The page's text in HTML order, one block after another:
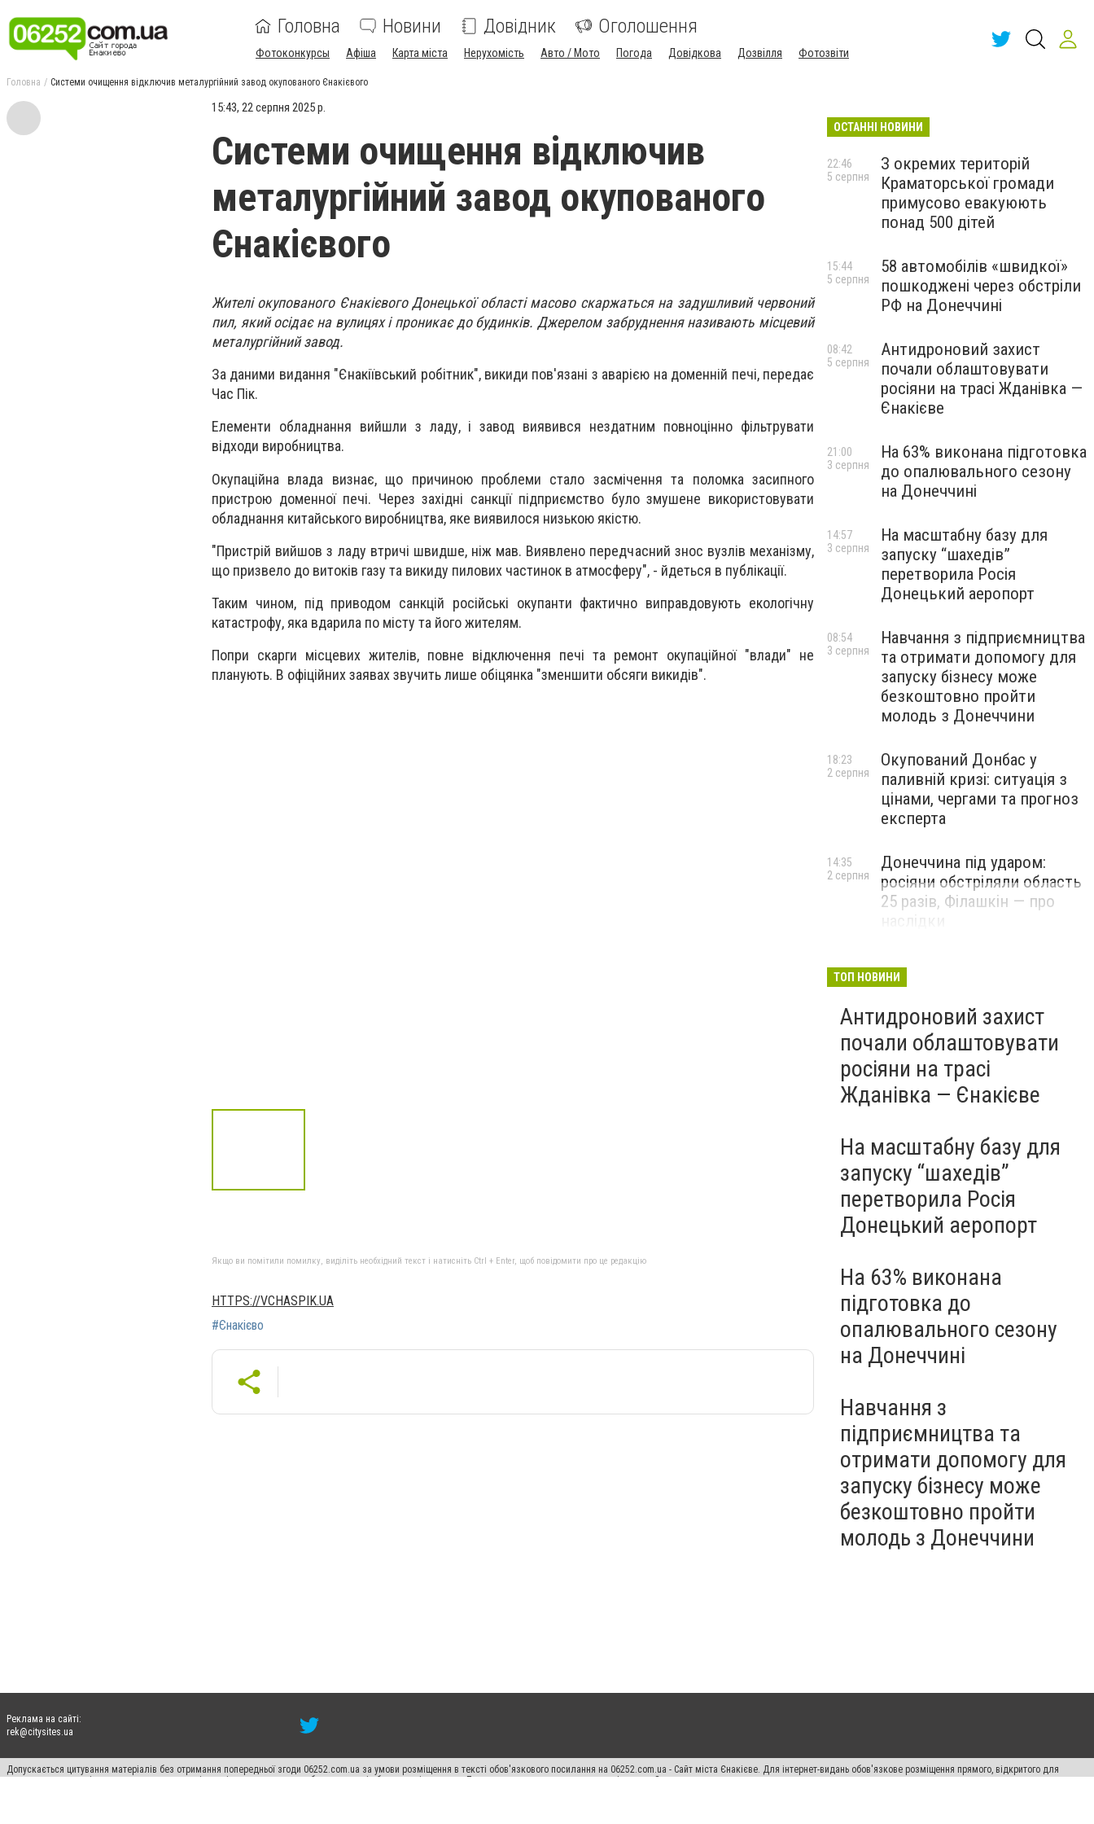
Головна Новини Довідник Оголошення
Фотоконкурсы Афіша Карта міста Нерухомість Авто / Мото Погода Довідкова Дозвілля Фотозвіти
Головна Системи очищення відключив металургійний завод окупованого Єнакієвого
15:43, 22 серпня 2025 р.
Системи очищення відключив
металургійний завод окупованого
Єнакієвого
Жителі окупованого Єнакієвого Донецької області масово скаржаться на задушливий червоний
пил, який осідає на вулицях і проникає до будинків. Джерелом забруднення називають місцевий
металургійний завод.
За даними видання "Єнакіївський робітник", викиди пов'язані з аварією на доменній печі, передає
Час Пік.
Елементи обладнання вийшли з ладу, і завод виявився нездатним повноцінно фільтрувати
відходи виробництва.
Окупаційна влада визнає, що причиною проблеми стало засмічення та поломка засипного
пристрою доменної печі. Через західні санкції підприємство було змушене використовувати
обладнання китайського виробництва, яке виявилося низькою якістю.
"Пристрій вийшов з ладу втричі швидше, ніж мав. Виявлено передчасний знос вузлів механізму,
що призвело до витоків газу та викиду пилових частинок в атмосферу", - йдеться в публікації.
Таким чином, під приводом санкцій російські окупанти фактично виправдовують екологічну
катастрофу, яка вдарила по місту та його жителям.
Попри скарги місцевих жителів, повне відключення печі та ремонт окупаційної "влади" не
планують. В офіційних заявах звучить лише обіцянка "зменшити обсяги викидів".
Якщо ви помітили помилку, виділіть необхідний текст і натисніть Ctrl + Enter, щоб повідомити про це редакцію
HTTPS://VCHASPIK.UA
#Єнакієво
ОСТАННІ НОВИНИ
З окремих територій
Краматорської громади
примусово евакуюють
понад 500 дітей
22:46
5 серпня
58 автомобілів «швидкої»
пошкоджені через обстріли
РФ на Донеччині
15:44
5 серпня
Антидроновий захист
почали облаштовувати
росіяни на трасі Жданівка —
Єнакієве
08:42
5 серпня
На 63% виконана підготовка
до опалювального сезону
на Донеччині
21:00
3 серпня
На масштабну базу для
запуску “шахедів”
перетворила Росія
Донецький аеропорт
14:57
3 серпня
Навчання з підприємництва
та отримати допомогу для
запуску бізнесу може
безкоштовно пройти
молодь з Донеччини
08:54
3 серпня
Окупований Донбас у
паливній кризі: ситуація з
цінами, чергами та прогноз
експерта
18:23
2 серпня
Донеччина під ударом:
росіяни обстріляли область
25 разів, Філашкін — про
14:35
2 серпня
ТОП НОВИНИ
Антидроновий захист
почали облаштовувати
росіяни на трасі
Жданівка — Єнакієве
На масштабну базу для
запуску “шахедів”
перетворила Росія
Донецький аеропорт
На 63% виконана
підготовка до
опалювального сезону
на Донеччині
Навчання з
підприємництва та
отримати допомогу для
запуску бізнесу може
безкоштовно пройти
молодь з Донеччини
Реклама на сайті:
rek@citysites.ua
Допускається цитування матеріалів без отримання попередньої згоди 06252.com.ua за умови розміщення в тексті обов'язкового посилання на 06252.com.ua - Сайт міста Єнакієве. Для інтернет-видань обов'язкове розміщення прямого, відкритого для
пошукових систем гіперпосилання на цитовані статті не нижче другого абзацу в тексті або в якості джерела. Порушення виняткових прав переслідується Законом.